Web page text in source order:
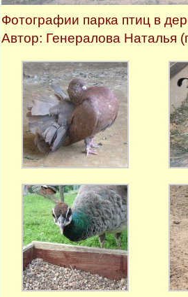
Фотографии парка птиц в
Автор: Генералова Наталья